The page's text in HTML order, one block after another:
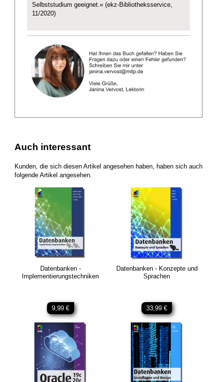
Selbststudium geeignet.« (ekz-Bibliotheksservice,
11/2020)
Auch interessant
Kunden, die sich diesen Artikel angesehen haben, haben sich auch
folgende Artikel angesehen.
Datenbanken -
Implementierungstechniken
9,99 €
Datenbanken - Konzepte und
Sprachen
33,99 €